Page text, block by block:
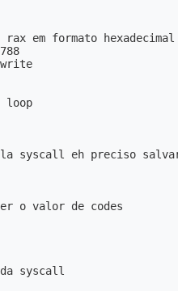
em formato hexadecimal
loop
syscall eh preciso
o valor de codes
syscall